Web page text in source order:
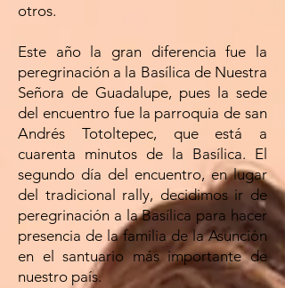
otros.
Este año la gran diferencia fue la
peregrinación a la Basílica de Nuestra
Señora de Guadalupe, pues la sede
del encuentro fue la parroquia de san
Andrés Totoltepec, que está a
cuarenta minutos de la Basílica. El
segundo día del encuentro, en lugar
del tradicional rally, decidimos ir de
peregrinación a la Basílica para hacer
presencia de la familia de la Asunción
en el santuario más importante de
nuestro país.